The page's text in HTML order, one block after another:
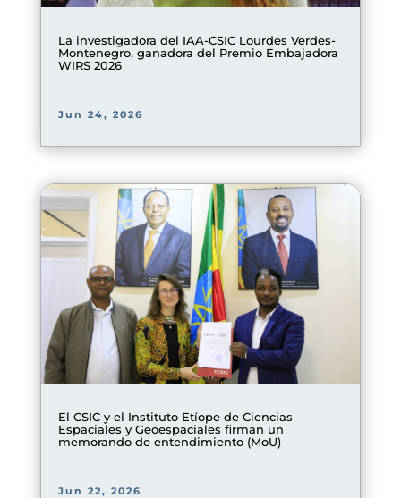
La investigadora del IAA-CSIC Lourdes Verdes-
Montenegro, ganadora del Premio Embajadora
WIRS 2026
Jun 24, 2026
El CSIC y el Instituto Etíope de Ciencias
Espaciales y Geoespaciales firman un
memorando de entendimiento (MoU)
Jun 22, 2026